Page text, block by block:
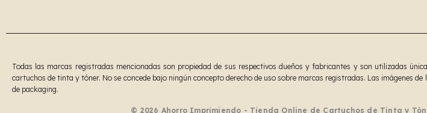
Todas las marcas registradas mencionadas son propiedad de sus respectivos dueños y fabricantes y son utilizadas
cartuchos de tinta y tóner. No se concede bajo ningún concepto derecho de uso sobre marcas registradas. Las imágenes
de packaging.
© 2026 Ahorro Imprimiendo - Tienda Online de Cartuchos de Tinta y